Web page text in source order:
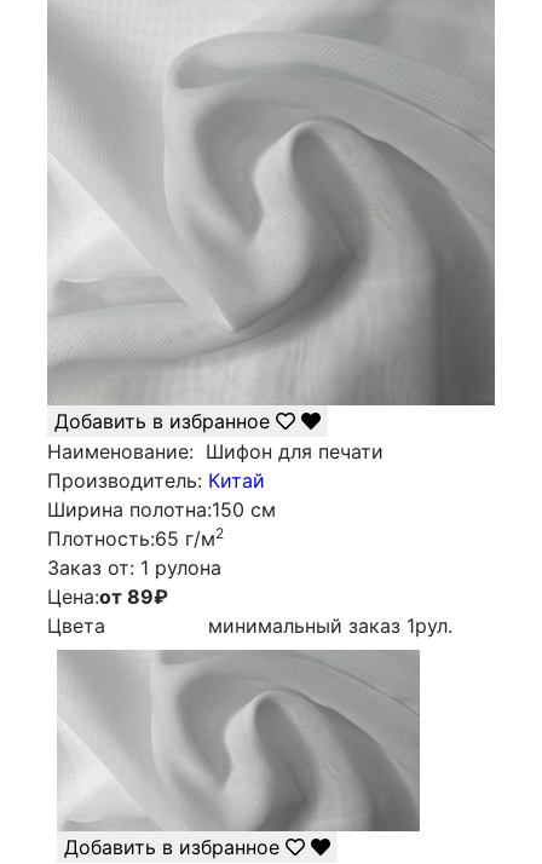
Добавить в избранное
Наименование: Шифон для печати
Производитель: Китай
Ширина полотна:150 см
Плотность:65 г/м2
Заказ от: 1 рулона
Цена:от 89₽
Цвета
минимальный заказ 1рул.
Добавить в избранное